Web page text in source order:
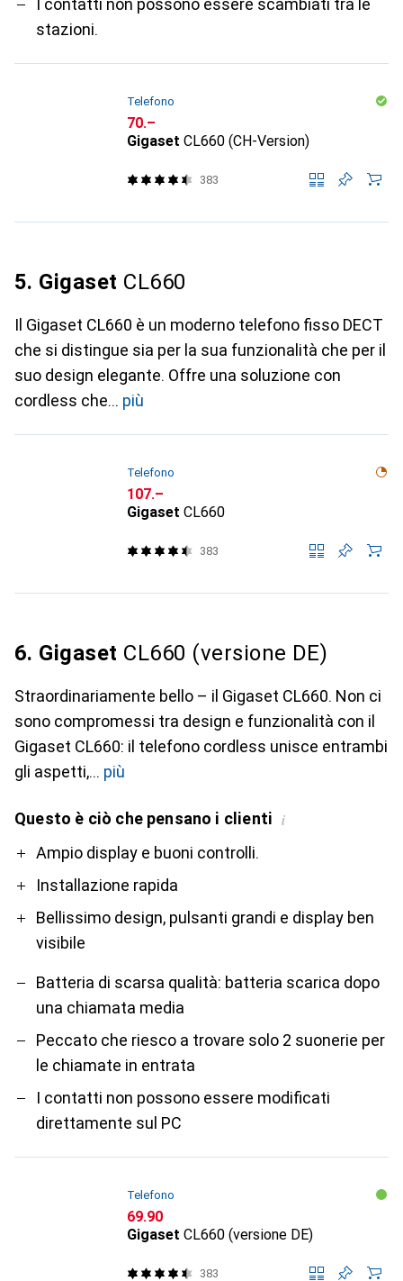
I contatti non possono essere scambiati tra le
stazioni.
Telefono
CHF
70.–
Gigaset CL660 (CH-Version)
383
5. Gigaset CL660
Il Gigaset CL660 è un moderno telefono fisso DECT
che si distingue sia per la sua funzionalità che per il
suo design elegante. Offre una soluzione con
cordless che
più
Telefono
CHF
107.–
Gigaset CL660
383
6. Gigaset CL660 (versione DE)
Straordinariamente bello – il Gigaset CL660. Non ci
sono compromessi tra design e funzionalità con il
Gigaset CL660: il telefono cordless unisce entrambi
gli aspetti,
più
Questo è ciò che pensano i clienti i
ProAmpio display e buoni controlli.
Installazione rapida
Bellissimo design, pulsanti grandi e display ben
visibile
Contro
Batteria di scarsa qualità: batteria scarica dopo
una chiamata media
Peccato che riesco a trovare solo 2 suonerie per
le chiamate in entrata
I contatti non possono essere modificati
direttamente sul PC
Telefono
CHF
69.90
Gigaset CL660 (versione DE)
383